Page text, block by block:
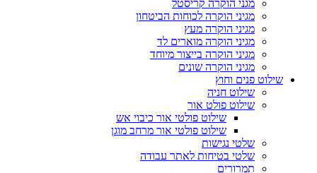
מגני הוקרה קריסטל
מגיני הוקרה לכוחות הביטחון
מגיני הוקרה מעץ
מגיני הוקרה מוארים לד
מגיני הוקרה בייצור מיוחד
מגיני הוקרה שונים
שילוט פנים וחוץ
שילוט חניה
שילוט פולט אור
שילוט פולטי אור כיבוי אש
שילוט פולטי אור מרחב מוגן
שלטי נגישות
שלטי בטיחות לאתר עבודה
תמרורים